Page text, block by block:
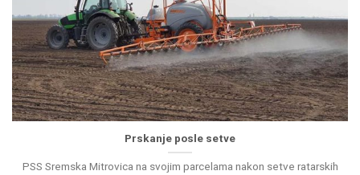
Prskanje posle setve
PSS Sremska Mitrovica na svojim parcelama nakon setve ratarskih